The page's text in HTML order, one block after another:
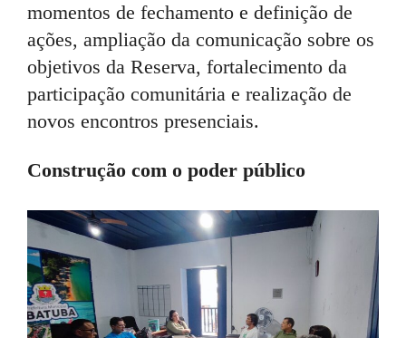
momentos de fechamento e definição de
ações, ampliação da comunicação sobre os
objetivos da Reserva, fortalecimento da
participação comunitária e realização de
novos encontros presenciais.
Construção com o poder público